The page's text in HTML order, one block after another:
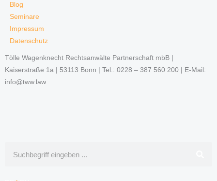
Blog
Seminare
Impressum
Datenschutz
Tölle Wagenknecht Rechtsanwälte Partnerschaft mbB |
Kaiserstraße 1a | 53113 Bonn | Tel.: 0228 – 387 560 200 | E-Mail:
info@tww.law